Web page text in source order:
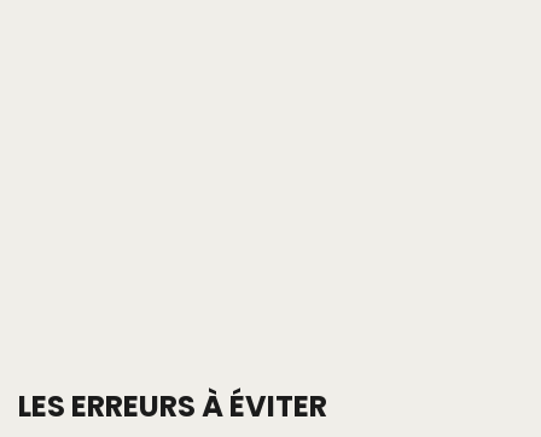
LES ERREURS À ÉVITER